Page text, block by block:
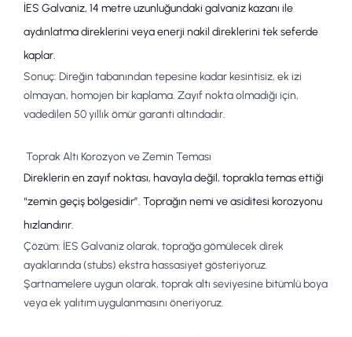
İES Galvaniz, 14 metre uzunluğundaki galvaniz kazanı ile
aydınlatma direklerini veyaenerji nakil direklerini tek seferde
kaplar.
Sonuç: Direğin tabanından tepesine kadar kesintisiz, ek izi
olmayan, homojen bir kaplama. Zayıf nokta olmadığı için,
vadedilen 50 yıllık ömürgaranti altındadır.
Toprak Altı Korozyon ve Zemin Teması
Direklerin en zayıf noktası, havayla değil, toprakla temas ettiği
“zemin geçiş bölgesidir”. Toprağın nemi ve asiditesi korozyonu
hızlandırır.
Çözüm: İES Galvaniz olarak, toprağa gömülecek direk
ayaklarında (stubs) ekstra hassasiyet gösteriyoruz.
Şartnamelere uygun olarak, toprak altı seviyesine bitümlü boya
veya ek yalıtım uygulanmasını öneriyoruz.